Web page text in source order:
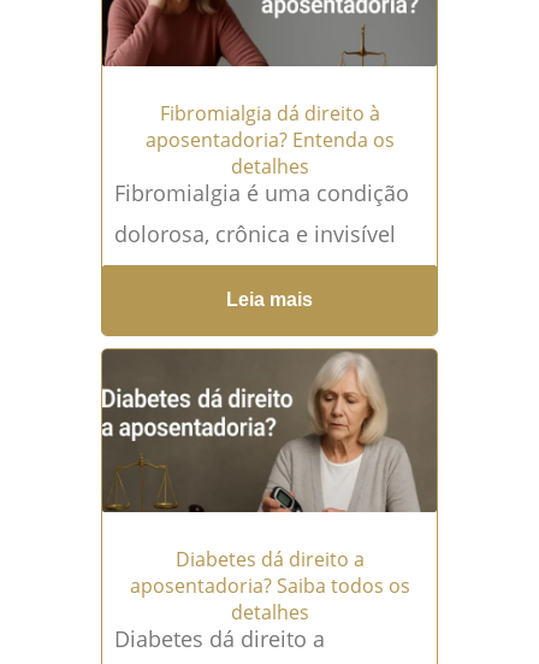
Fibromialgia dá direito à
aposentadoria? Entenda os
detalhes
Fibromialgia é uma condição
dolorosa, crônica e invisível
para quem não sente, mas
extremamente incapacitante
para quem convive com ela
todos os...Leia mais →
Leia mais
Diabetes dá direito a
aposentadoria? Saiba todos os
detalhes
Diabetes dá direito a